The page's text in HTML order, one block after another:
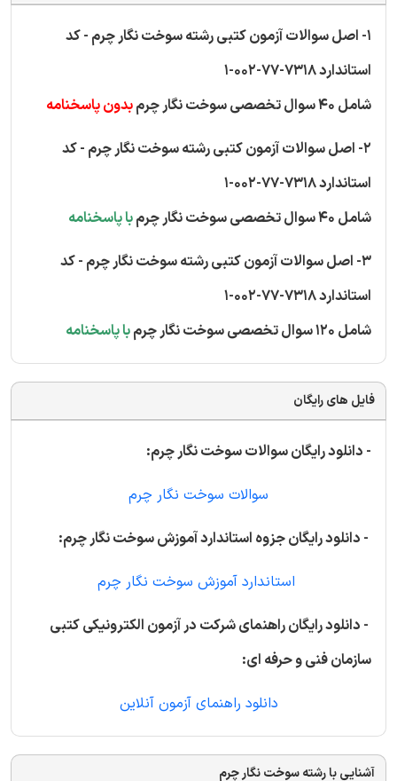
1- اصل سوالات آزمون کتبی رشته سوخت نگار چرم - کد
استاندارد 7318-77-002-1
شامل 40 سوال تخصصی سوخت نگار چرم
بدون پاسخنامه
2- اصل سوالات آزمون کتبی رشته سوخت نگار چرم - کد
استاندارد 7318-77-002-1
شامل 40 سوال تخصصی سوخت نگار چرم
با پاسخنامه
3- اصل سوالات آزمون کتبی رشته سوخت نگار چرم - کد
استاندارد 7318-77-002-1
شامل 120 سوال تخصصی سوخت نگار چرم
با پاسخنامه
فایل های رایگان
- دانلود رایگان سوالات سوخت نگار چرم:
سوالات سوخت نگار چرم
- دانلود رایگان جزوه استاندارد آموزش سوخت نگار چرم:
استاندارد آموزش سوخت نگار چرم
- دانلود رایگان راهنمای شرکت در آزمون الکترونیکی کتبی
سازمان فنی و حرفه ای:
دانلود راهنمای آزمون آنلاین
آشنایی با رشته سوخت نگار چرم